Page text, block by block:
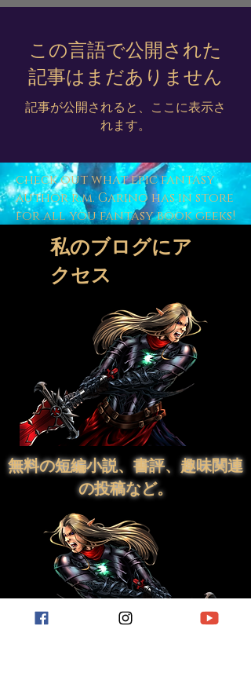
この言語で公開された
記事はまだありません
記事が公開されると、ここに表示さ
れます。
check out what epic fantasy
author r.m. Garino has in store
for all you fantasy book geeks!
私のブログにア
クセス
無料の短編小説、書評、趣味関連
の投稿など。